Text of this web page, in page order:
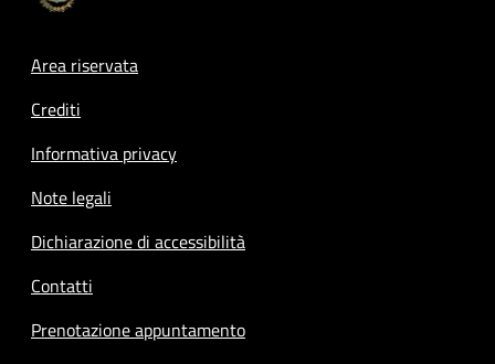
Footer menu
Area riservata
Crediti
Informativa privacy
Note legali
Dichiarazione di accessibilità
Contatti
Prenotazione appuntamento